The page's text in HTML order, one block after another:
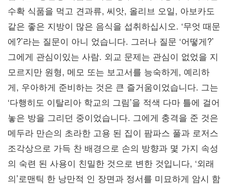
수확 식품을 먹고 견과류, 씨앗, 올리브 오일, 아보카도
같은 좋은 지방이 많은 음식을 섭취하십시오. ‘무엇 때문
에?’라는 질문이 아니 었습니다. 그러나 질문 ‘어떻게?’
그에게 관심이있는 사람. 외교 문제는 관심이 없었을 지
모르지만 원형, 메모 또는 보고서를 능숙하게, 예리하
게, 우아하게 준비하는 것은 큰 즐거움이었습니다. 그는
‘다행히도 이탈리아 학교의 그림’을 적색 다마 틀에 걸어
놓은 방을 그리던 중이었습니다. 그에게 충격을 준 것은
메두라 만슨의 초라한 고용 된 집이 팜파스 풀과 로저스
조각상으로 가득 찬 배경으로 손의 방향과 몇 가지 속성
의 숙련 된 사용이 친밀한 것으로 변한 것입니다, ‘외래
의’로맨틱 한 낭만적 인 장면과 정서를 미묘하게 암시 함